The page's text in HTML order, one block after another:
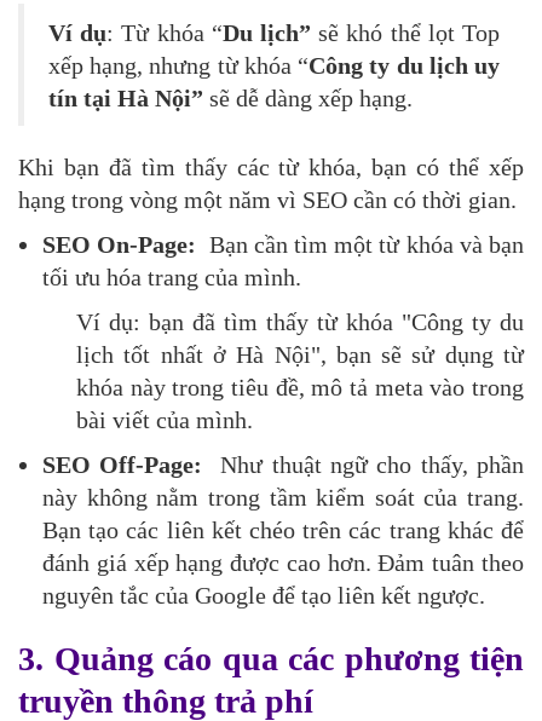
Ví dụ: Từ khóa “Du lịch”sẽ khó thể lọt Top
xếp hạng, nhưng từ khóa “Công ty du lịch uy
tín tại Hà Nội” sẽ dễ dàng xếp hạng.
Khi bạn đã tìm thấy các từ khóa, bạn có thể xếp
hạng trong vòng một năm vì SEO cần có thời gian.
SEO On-Page: Bạn cần tìm một từ khóa và bạn
tối ưu hóa trang của mình.
Ví dụ: bạn đã tìm thấy từ khóa "Công ty du
lịch tốt nhất ở Hà Nội", bạn sẽ sử dụng từ
khóa này trong tiêu đề, mô tả meta vào trong
bài viết của mình.
SEO Off-Page:
Như thuật ngữ cho thấy, phần
này không nằm trong tầm kiểm soát của trang.
Bạn tạo các liên kết chéo trên các trang khác để
đánh giá xếp hạng được cao hơn. Đảm tuân theo
nguyên tắc của Google để tạo liên kết ngược.
3. Quảng cáo qua các phương tiện
truyền thông trả phí